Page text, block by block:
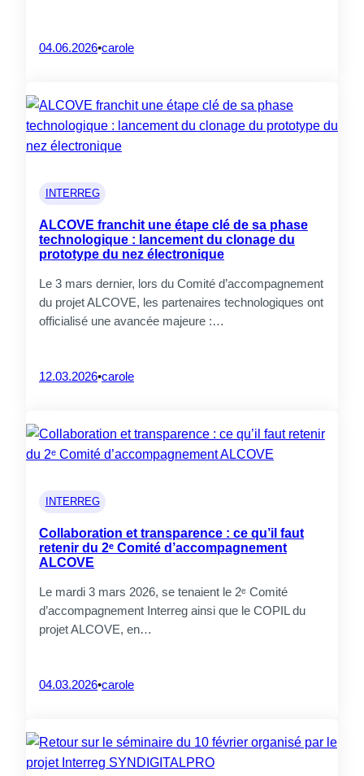
04.06.2026•carole
INTERREG
ALCOVE franchit une étape clé de sa phase
technologique : lancement du clonage du
prototype du nez électronique
Le 3 mars dernier, lors du Comité d’accompagnement
du projet ALCOVE, les partenaires technologiques ont
officialisé une avancée majeure :…
12.03.2026•carole
INTERREG
Collaboration et transparence : ce qu’il faut
retenir du 2ᵉ Comité d’accompagnement
ALCOVE
Le mardi 3 mars 2026, se tenaient le 2ᵉ Comité
d’accompagnement Interreg ainsi que le COPIL du
projet ALCOVE, en…
04.03.2026•carole